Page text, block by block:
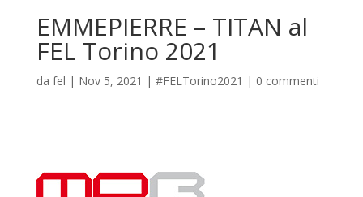
EMMEPIERRE – TITAN al
FEL Torino 2021
da fel | Nov 5, 2021 | #FELTorino2021 | 0 commenti